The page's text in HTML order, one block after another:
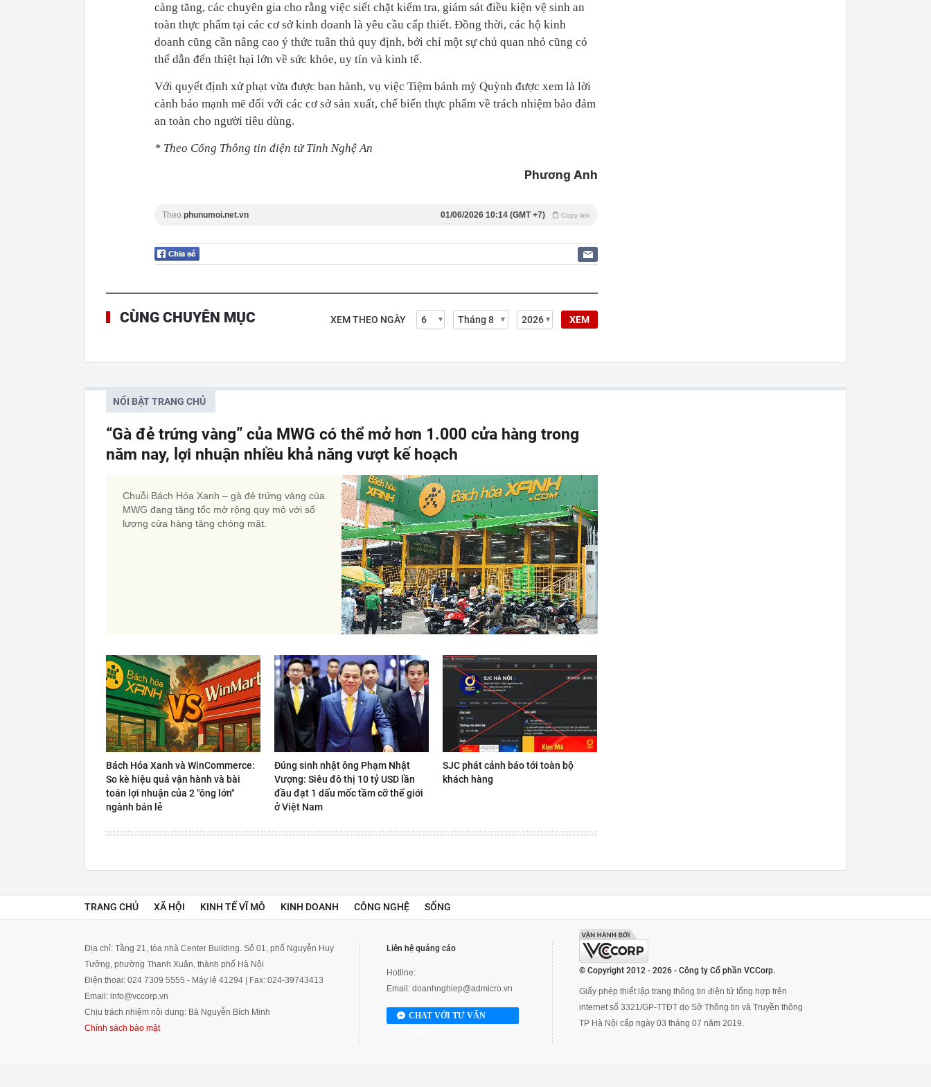
càng tăng, các chuyên gia cho rằng việc siết chặt kiểm tra, giám sát điều kiện vệ sinh an
toàn thực phẩm tại các cơ sở kinh doanh là yêu cầu cấp thiết. Đồng thời, các hộ kinh
doanh cũng cần nâng cao ý thức tuân thủ quy định, bởi chỉ một sự chủ quan nhỏ cũng có
thể dẫn đến thiệt hại lớn về sức khỏe, uy tín và kinh tế.
Với quyết định xử phạt vừa được ban hành, vụ việc Tiệm bánh mỳ Quỳnh được xem là lời
cảnh báo mạnh mẽ đối với các cơ sở sản xuất, chế biến thực phẩm về trách nhiệm bảo đảm
an toàn cho người tiêu dùng.
* Theo Cổng Thông tin điện tử Tỉnh Nghệ An
Phương Anh
Theo phunumoi.net.vn Copy link
01/06/2026 10:14 (GMT +7)
CÙNG CHUYÊN MỤC XEM THEO NGÀY XEM
NỔI BẬT TRANG CHỦ
“Gà đẻ trứng vàng” của MWG có thể mở hơn 1.000 cửa hàng trong
năm nay, lợi nhuận nhiều khả năng vượt kế hoạch
Chuỗi Bách Hóa Xanh – gà đẻ trứng vàng của
MWG đang tăng tốc mở rộng quy mô với số
lượng cửa hàng tăng chóng mặt.
Bách Hóa Xanh và WinCommerce:
So kè hiệu quả vận hành và bài
toán lợi nhuận của 2 "ông lớn"
ngành bán lẻ
Đúng sinh nhật ông Phạm Nhật
Vượng: Siêu đô thị 10 tỷ USD lần
đầu đạt 1 dấu mốc tầm cỡ thế giới
ở Việt Nam
SJC phát cảnh báo tới toàn bộ
khách hàng
TRANG CHỦ XÃ HỘI KINH TẾ VĨ MÔ KINH DOANH CÔNG NGHỆ SỐNG
Địa chỉ: Tầng 21, tòa nhà Center Building. Số 01, phố Nguyễn Huy
Tưởng, phường Thanh Xuân, thành phố Hà Nội
Điện thoại: 024 7309 5555 - Máy lẻ 41294 | Fax: 024-39743413
Email: info@vccorp.vn
Chịu trách nhiệm nội dung: Bà Nguyễn Bích Minh
Chính sách bảo mật
Liên hệ quảng cáo
Hotline:
Email: doanhnghiep@admicro.vn
CHAT VỚI TƯ VẤN
© Copyright 2012 - 2026 - Công ty Cổ phần VCCorp.
Giấy phép thiết lập trang thông tin điện tử tổng hợp trên
internet số 3321/GP-TTĐT do Sở Thông tin và Truyền thông
TP Hà Nội cấp ngày 03 tháng 07 năm 2019.